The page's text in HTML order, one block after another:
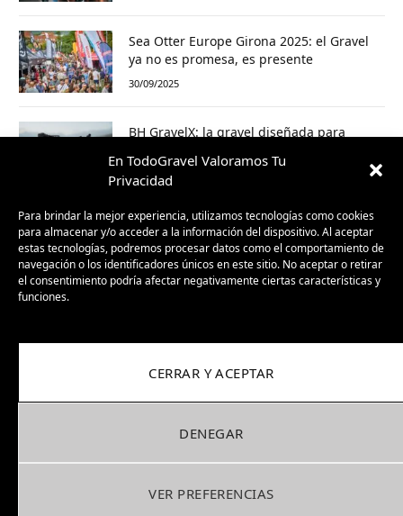
En TodoGravel Valoramos Tu
Privacidad
Para brindar la mejor experiencia, utilizamos tecnologías como cookies
para almacenar y/o acceder a la información del dispositivo. Al aceptar
estas tecnologías, podremos procesar datos como el comportamiento de
navegación o los identificadores únicos en este sitio. No aceptar o retirar
el consentimiento podría afectar negativamente ciertas características y
funciones.
CERRAR Y ACEPTAR
DENEGAR
VER PREFERENCIAS
Sea Otter Europe Girona 2025: el Gravel
ya no es promesa, es presente
30/09/2025
BH GravelX: la gravel diseñada para
23/09/2025
Copyright © 2026. Designed byAntimarketing